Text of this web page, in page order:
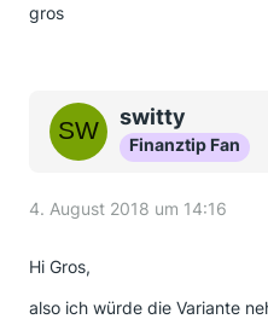
gros
switty
Finanztip Fan
4. August 2018 um 14:16
Hi Gros,
also ich würde die Variante